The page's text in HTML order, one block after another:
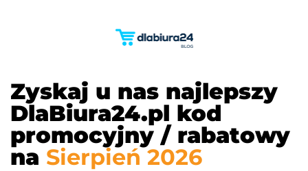
Zyskaj u nas najlepszy
DlaBiura24.pl kod
promocyjny / rabatowy
na Sierpień 2026